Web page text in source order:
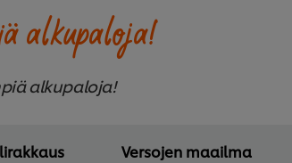
alkupaloja!
alkupaloja!
Versojen maailma